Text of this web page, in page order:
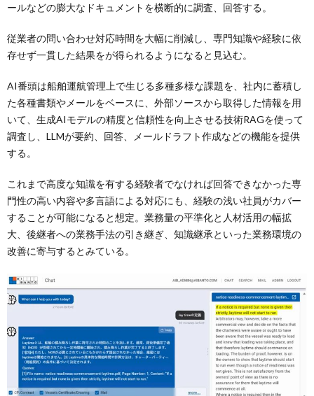
ールなどの膨大なドキュメントを横断的に調査、回答する。
従業者の問い合わせ対応時間を大幅に削減し、専門知識や経験に依
存せず一貫した結果をが得られるようになると見込む。
AI番頭は船舶運航管理上で生じる多種多様な課題を、社内に蓄積し
た各種書類やメールをベースに、外部ソースから取得した情報を用
いて、生成AIモデルの精度と信頼性を向上させる技術RAGを使って
調査し、LLMが要約、回答、メールドラフト作成などの機能を提供
する。
これまで高度な知識を有する経験者でなければ回答できなかった専
門性の高い内容や多言語による対応にも、経験の浅い社員がカバー
することが可能になると想定。業務量の平準化と人材活用の幅拡
大、後継者への業務手法の引き継ぎ、知識継承といった業務環境の
改善に寄与するとみている。